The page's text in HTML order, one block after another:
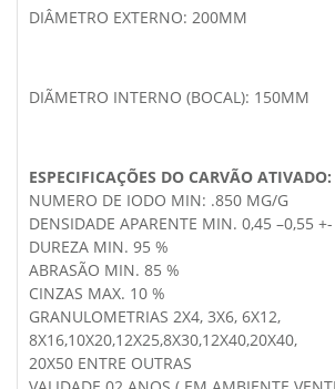
DIÂMETRO EXTERNO: 200MM
DIÃMETRO INTERNO (BOCAL): 150MM
ESPECIFICAÇÕES DO CARVÃO ATIVADO:
NUMERO DE IODO MIN: .850 MG/G
DENSIDADE APARENTE MIN. 0,45 –0,55
DUREZA MIN. 95 %
ABRASÃO MIN. 85 %
CINZAS MAX. 10 %
GRANULOMETRIAS 2X4, 3X6, 6X12,
8X16,10X20,12X25,8X30,12X40,20X40,
20X50 ENTRE OUTRAS